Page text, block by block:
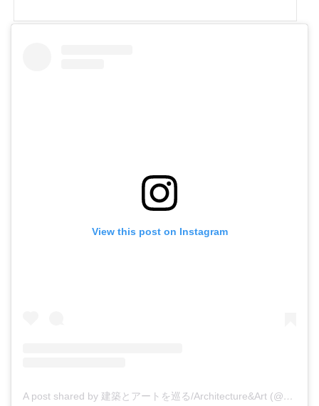
た。沼津倶楽部の一体何が、どう、すごいのか、どこがどう東洋のルイス・バラガ
View this post on Instagram
A post shared by 建築とアートを巡る/Architecture&Art (@_saaaaaoo_)